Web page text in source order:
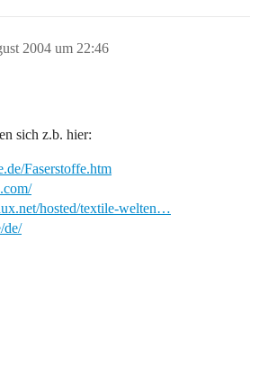
2004 um 22:46
sich z.b. hier:
Faserstoffe.htm
hosted/textile-welten…
de/